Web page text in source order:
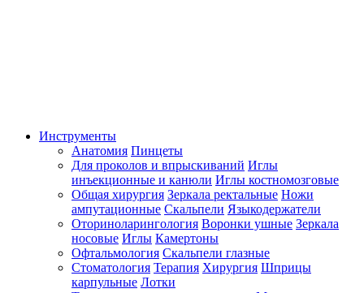
Инструменты
Анатомия Пинцеты
Для проколов и впрыскиваний Иглы
инъекционные и канюли Иглы костномозговые
Общая хирургия Зеркала ректальные Ножи
ампутационные Скальпели Языкодержатели
Оториноларингология Воронки ушные Зеркала
носовые Иглы Камертоны
Офтальмология Скальпели глазные
Стоматология Терапия Хирургия Шприцы
карпульные Лотки